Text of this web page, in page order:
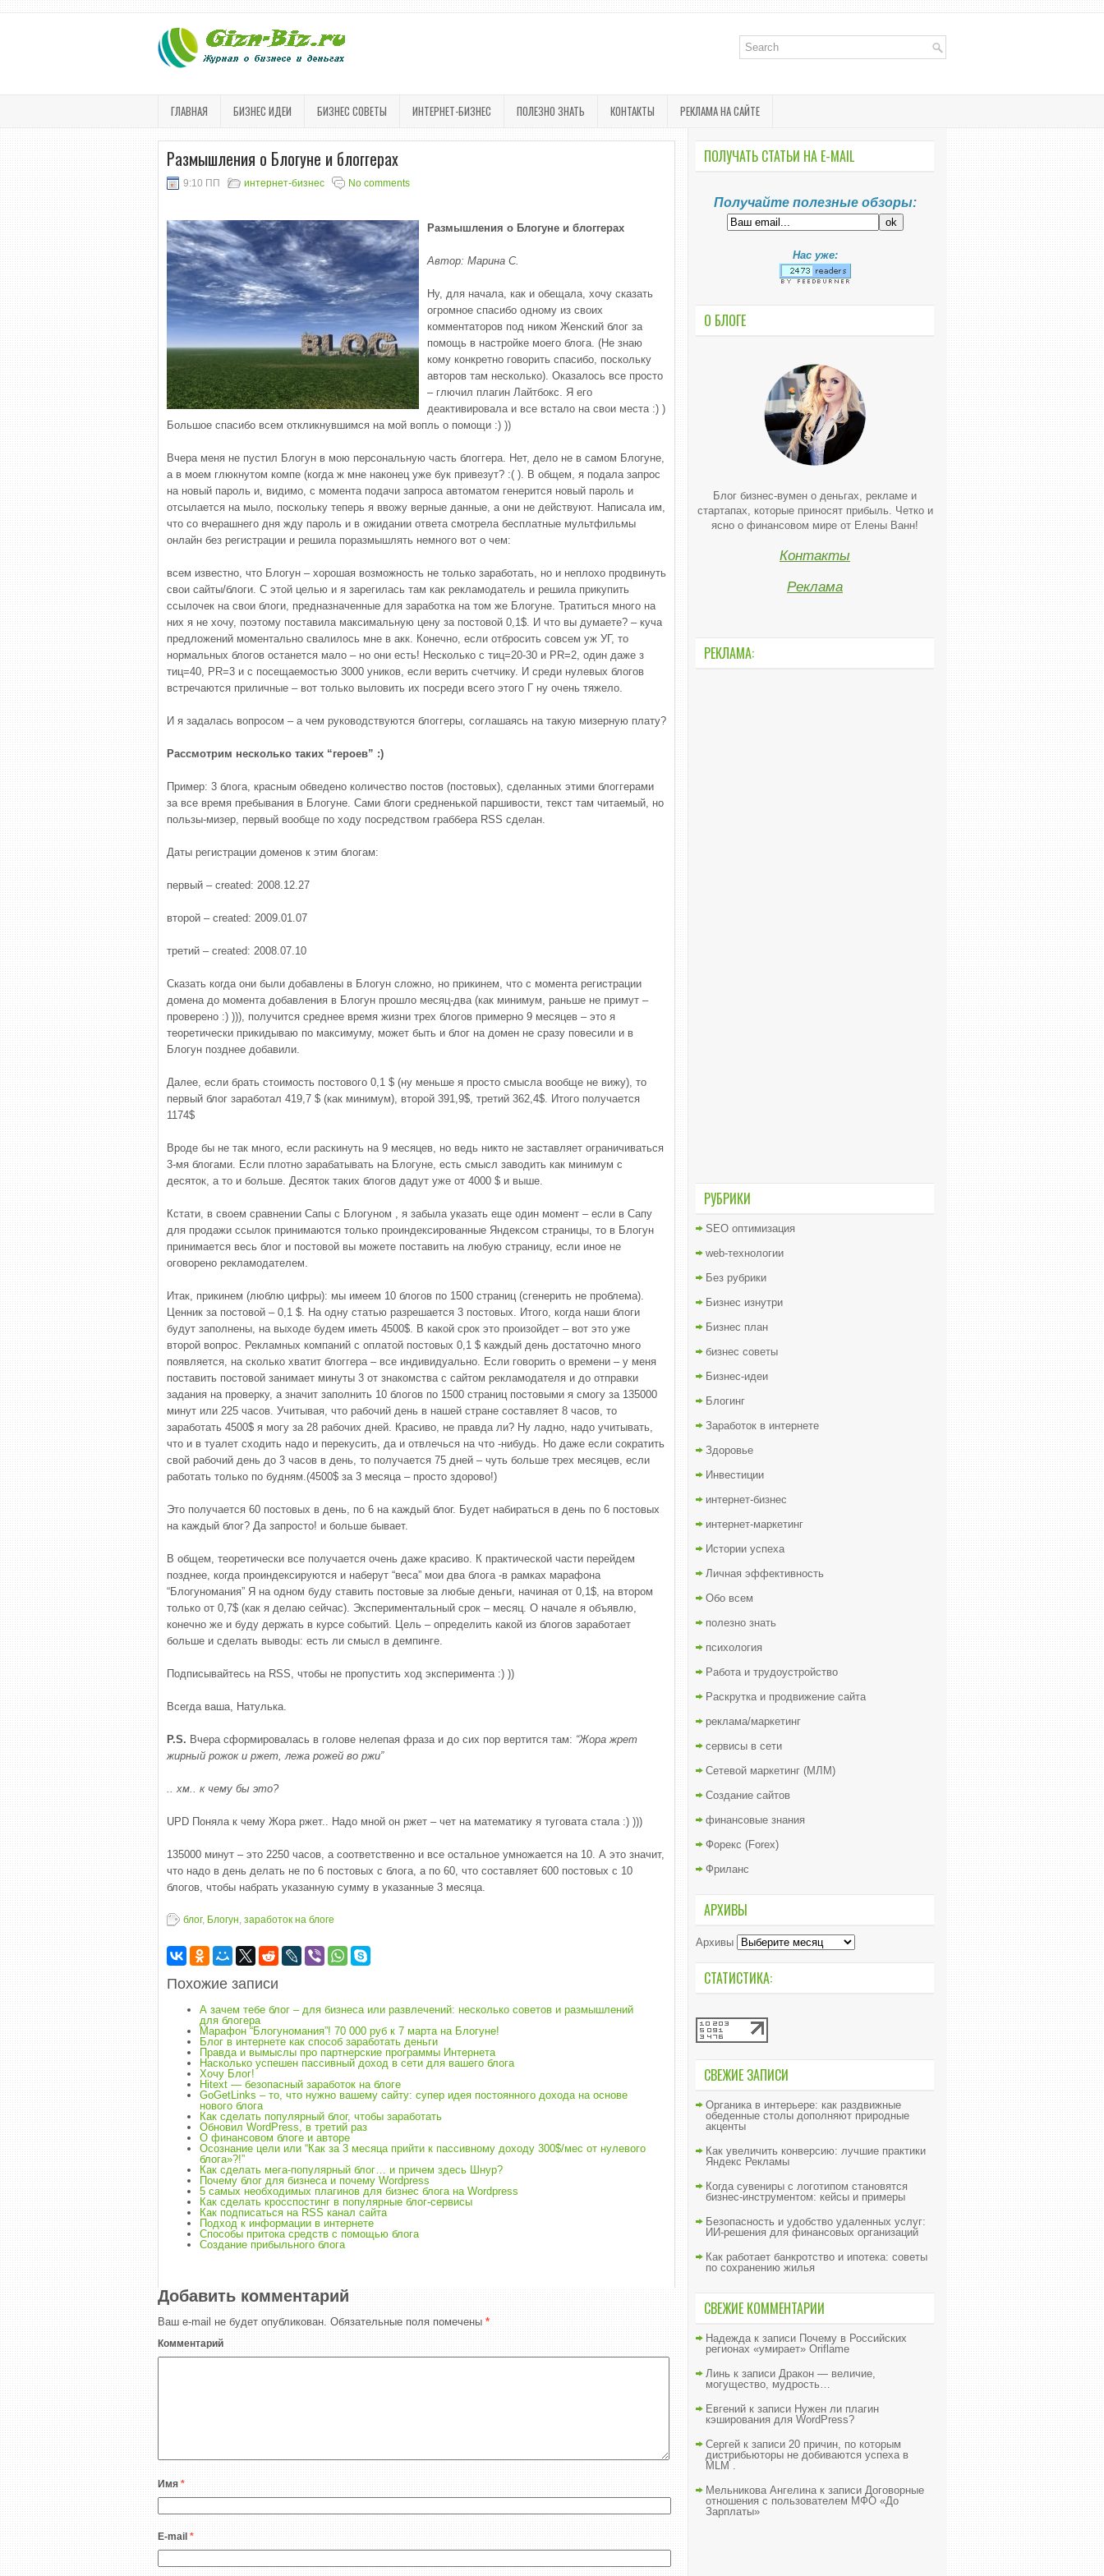
ГЛАВНАЯ БИЗНЕС ИДЕИ БИЗНЕС СОВЕТЫ ИНТЕРНЕТ-БИЗНЕС ПОЛЕЗНО ЗНАТЬ КОНТАКТЫ РЕКЛАМА НА САЙТЕ
Размышления о Блогуне и блоггерах
9:10 ПП интернет-бизнес No comments
Размышления о Блогуне и блоггерах
Автор: Марина С.
Ну, для начала, как и обещала, хочу сказать
огромное спасибо одному из своих
комментаторов под ником Женский блог за
помощь в настройке моего блога. (Не знаю
кому конкретно говорить спасибо, поскольку
авторов там несколько). Оказалось все просто
– глючил плагин Лайтбокс. Я его
деактивировала и все встало на свои места :) )
Большое спасибо всем откликнувшимся на мой вопль о помощи :) ))
Вчера меня не пустил Блогун в мою персональную часть блоггера. Нет, дело не в самом Блогуне,
а в моем глюкнутом компе (когда ж мне наконец уже бук привезут? :( ). В общем, я подала запрос
на новый пароль и, видимо, с момента подачи запроса автоматом генерится новый пароль и
отсылается на мыло, поскольку теперь я ввожу верные данные, а они не действуют. Написала им,
что со вчерашнего дня жду пароль и в ожидании ответа смотрела бесплатные мультфильмы
онлайн без регистрации и решила поразмышлять немного вот о чем:
всем известно, что Блогун – хорошая возможность не только заработать, но и неплохо продвинуть
свои сайты/блоги. С этой целью и я зарегилась там как рекламодатель и решила прикупить
ссылочек на свои блоги, предназначенные для заработка на том же Блогуне. Тратиться много на
них я не хочу, поэтому поставила максимальную цену за постовой 0,1$. И что вы думаете? – куча
предложений моментально свалилось мне в акк. Конечно, если отбросить совсем уж УГ, то
нормальных блогов останется мало – но они есть! Несколько с тиц=20-30 и PR=2, один даже з
тиц=40, PR=3 и с посещаемостью 3000 уников, если верить счетчику. И среди нулевых блогов
встречаются приличные – вот только выловить их посреди всего этого Г ну очень тяжело.
И я задалась вопросом – а чем руководствуются блоггеры, соглашаясь на такую мизерную плату?
Рассмотрим несколько таких “героев” :)
Пример: 3 блога, красным обведено количество постов (постовых), сделанных этими блоггерами
за все время пребывания в Блогуне. Сами блоги средненькой паршивости, текст там читаемый, но
пользы-мизер, первый вообще по ходу посредством граббера RSS сделан.
Даты регистрации доменов к этим блогам:
первый – created: 2008.12.27
второй – created: 2009.01.07
третий – created: 2008.07.10
Сказать когда они были добавлены в Блогун сложно, но прикинем, что с момента регистрации
домена до момента добавления в Блогун прошло месяц-два (как минимум, раньше не примут –
проверено :) ))), получится среднее время жизни трех блогов примерно 9 месяцев – это я
теоретически прикидываю по максимуму, может быть и блог на домен не сразу повесили и в
Блогун позднее добавили.
Далее, если брать стоимость постового 0,1 $ (ну меньше я просто смысла вообще не вижу), то
первый блог заработал 419,7 $ (как минимум), второй 391,9$, третий 362,4$. Итого получается
1174$
Вроде бы не так много, если раскинуть на 9 месяцев, но ведь никто не заставляет ограничиваться
3-мя блогами. Если плотно зарабатывать на Блогуне, есть смысл заводить как минимум с
десяток, а то и больше. Десяток таких блогов дадут уже от 4000 $ и выше.
Кстати, в своем сравнении Сапы с Блогуном , я забыла указать еще один момент – если в Сапу
для продажи ссылок принимаются только проиндексированные Яндексом страницы, то в Блогун
принимается весь блог и постовой вы можете поставить на любую страницу, если иное не
оговорено рекламодателем.
Итак, прикинем (люблю цифры): мы имеем 10 блогов по 1500 страниц (сгенерить не проблема).
Ценник за постовой – 0,1 $. На одну статью разрешается 3 постовых. Итого, когда наши блоги
будут заполнены, на выходе будем иметь 4500$. В какой срок это произойдет – вот это уже
второй вопрос. Рекламных компаний с оплатой постовых 0,1 $ каждый день достаточно много
появляется, на сколько хватит блоггера – все индивидуально. Если говорить о времени – у меня
поставить постовой занимает минуты 3 от знакомства с сайтом рекламодателя и до отправки
задания на проверку, а значит заполнить 10 блогов по 1500 страниц постовыми я смогу за 135000
минут или 225 часов. Учитывая, что рабочий день в нашей стране составляет 8 часов, то
заработать 4500$ я могу за 28 рабочих дней. Красиво, не правда ли? Ну ладно, надо учитывать,
что и в туалет сходить надо и перекусить, да и отвлечься на что -нибудь. Но даже если сократить
свой рабочий день до 3 часов в день, то получается 75 дней – чуть больше трех месяцев, если
работать только по будням.(4500$ за 3 месяца – просто здорово!)
Это получается 60 постовых в день, по 6 на каждый блог. Будет набираться в день по 6 постовых
на каждый блог? Да запросто! и больше бывает.
В общем, теоретически все получается очень даже красиво. К практической части перейдем
позднее, когда проиндексируются и наберут “веса” мои два блога -в рамках марафона
“Блогуномания” Я на одном буду ставить постовые за любые деньги, начиная от 0,1$, на втором
только от 0,7$ (как я делаю сейчас). Экспериментальный срок – месяц. О начале я объявлю,
конечно же и буду держать в курсе событий. Цель – определить какой из блогов заработает
больше и сделать выводы: есть ли смысл в демпинге.
Подписывайтесь на RSS, чтобы не пропустить ход эксперимента :) ))
Всегда ваша, Натулька.
P.S. Вчера сформировалась в голове нелепая фраза и до сих пор вертится там: “Жора жрет
жирный рожок и ржет, лежа рожей во ржи”
.. хм.. к чему бы это?
UPD Поняла к чему Жора ржет.. Надо мной он ржет – чет на математику я туговата стала :) )))
135000 минут – это 2250 часов, а соответственно и все остальное умножается на 10. А это значит,
что надо в день делать не по 6 постовых с блога, а по 60, что составляет 600 постовых с 10
блогов, чтобы набрать указанную сумму в указанные 3 месяца.
блог, Блогун, заработок на блоге
Похожие записи
А зачем тебе блог – для бизнеса или развлечений: несколько советов и размышлений
для блогера
Марафон “Блогуномания”! 70 000 руб к 7 марта на Блогуне!
Блог в интернете как способ заработать деньги
Правда и вымыслы про партнерские программы Интернета
Насколько успешен пассивный доход в сети для вашего блога
Хочу Блог!
Hitext — безопасный заработок на блоге
GoGetLinks – то, что нужно вашему сайту: супер идея постоянного дохода на основе
нового блога
Как сделать популярный блог, чтобы заработать
Обновил WordPress, в третий раз
О финансовом блоге и авторе
Осознание цели или “Как за 3 месяца прийти к пассивному доходу 300$/мес от нулевого
блога»?!”
Как сделать мега-популярный блог… и причем здесь Шнур?
Почему блог для бизнеса и почему Wordpress
5 самых необходимых плагинов для бизнес блога на Wordpress
Как сделать кросспостинг в популярные блог-сервисы
Как подписаться на RSS канал сайта
Подход к информации в интернете
Способы притока средств с помощью блога
Создание прибыльного блога
Добавить комментарий
Ваш e-mail не будет опубликован. Обязательные поля помечены *
Комментарий
Имя *
E-mail *
ПОЛУЧАТЬ СТАТЬИ НА E-MАIL
Получайте полезные обзоры:
Нас уже:
О БЛОГЕ
Блог бизнес-вумен о деньгах, рекламе и
стартапах, которые приносят прибыль. Четко и
ясно о финансовом мире от Елены Ванн!
Контакты
Реклама
РЕКЛАМА:
РУБРИКИ
SEO оптимизация
web-технологии
Без рубрики
Бизнес изнутри
Бизнес план
бизнес советы
Бизнес-идеи
Блогинг
Заработок в интернете
Здоровье
Инвестиции
интернет-бизнес
интернет-маркетинг
Истории успеха
Личная эффективность
Обо всем
полезно знать
психология
Работа и трудоустройство
Раскрутка и продвижение сайта
реклама/маркетинг
сервисы в сети
Сетевой маркетинг (МЛМ)
Создание сайтов
финансовые знания
Форекс (Forex)
Фриланс
АРХИВЫ
Архивы
СТАТИСТИКА:
СВЕЖИЕ ЗАПИСИ
Органика в интерьере: как раздвижные
обеденные столы дополняют природные
акценты
Как увеличить конверсию: лучшие практики
Яндекс Рекламы
Когда сувениры с логотипом становятся
бизнес-инструментом: кейсы и примеры
Безопасность и удобство удаленных услуг:
ИИ-решения для финансовых организаций
Как работает банкротство и ипотека: советы
по сохранению жилья
СВЕЖИЕ КОММЕНТАРИИ
Надеждак записи Почему в Российских
регионах «умирает» Oriflame
Линь к записи Дракон — величие,
могущество, мудрость…
Евгений к записи Нужен ли плагин
кэширования для WordPress?
Сергей к записи 20 причин, по которым
дистрибьюторы не добиваются успеха в
MLM .
Мельникова Ангелинак записи Договорные
отношения с пользователем МФО «До
Зарплаты»